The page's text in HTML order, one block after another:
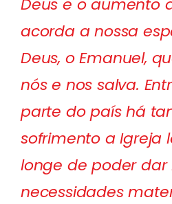
Deus e o aumento
acorda a nossa
Deus, o Emanuel,
nós e nos salva.
parte do país há
sofrimento a Igreja
longe de poder dar
necessidades